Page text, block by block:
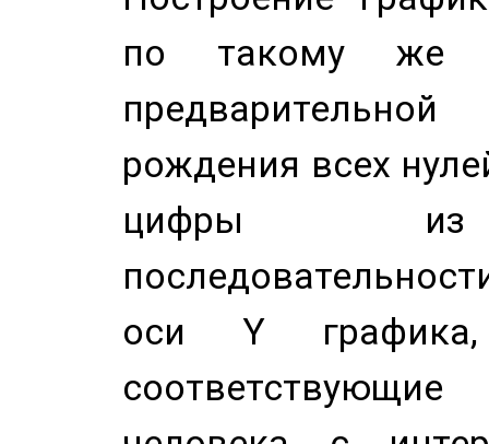
по такому же
рождения всех
цифры из
оси Y